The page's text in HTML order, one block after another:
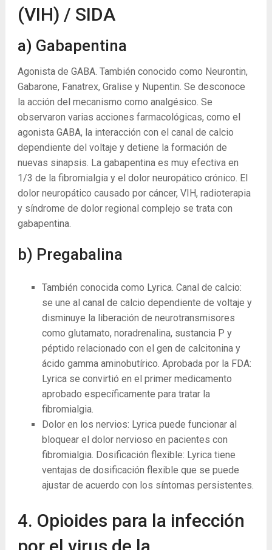
(VIH) / SIDA
a) Gabapentina
Agonista de GABA. También conocido como Neurontin,
Gabarone, Fanatrex, Gralise y Nupentin. Se desconoce
la acción del mecanismo como analgésico. Se
observaron varias acciones farmacológicas, como el
agonista GABA, la interacción con el canal de calcio
dependiente del voltaje y detiene la formación de
nuevas sinapsis. La gabapentina es muy efectiva en
1/3 de la fibromialgia y el dolor neuropático crónico. El
dolor neuropático causado por cáncer, VIH, radioterapia
y síndrome de dolor regional complejo se trata con
gabapentina.
b) Pregabalina
También conocida como Lyrica. Canal de calcio:
se une al canal de calcio dependiente de voltaje y
disminuye la liberación de neurotransmisores
como glutamato, noradrenalina, sustancia P y
péptido relacionado con el gen de calcitonina y
ácido gamma aminobutírico. Aprobada por la FDA:
Lyrica se convirtió en el primer medicamento
aprobado específicamente para tratar la
fibromialgia.
Dolor en los nervios: Lyrica puede funcionar al
bloquear el dolor nervioso en pacientes con
fibromialgia. Dosificación flexible: Lyrica tiene
ventajas de dosificación flexible que se puede
ajustar de acuerdo con los síntomas persistentes.
4. Opioides para la infección